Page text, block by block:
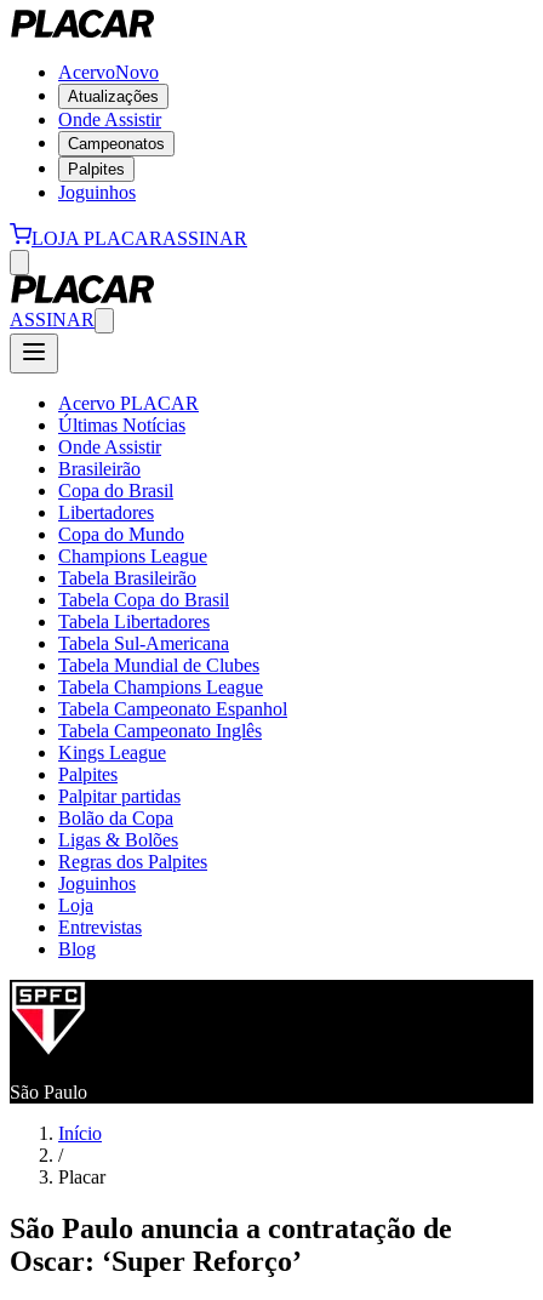
AcervoNovo
Atualizações
Onde Assistir
Campeonatos
Palpites
Joguinhos
LOJA PLACARASSINAR
ASSINAR
Acervo PLACAR
Últimas Notícias
Onde Assistir
Brasileirão
Copa do Brasil
Libertadores
Copa do Mundo
Champions League
Tabela Brasileirão
Tabela Copa do Brasil
Tabela Libertadores
Tabela Sul-Americana
Tabela Mundial de Clubes
Tabela Champions League
Tabela Campeonato Espanhol
Tabela Campeonato Inglês
Kings League
Palpites
Palpitar partidas
Bolão da Copa
Ligas & Bolões
Regras dos Palpites
Joguinhos
Loja
Entrevistas
Blog
São Paulo
Início
/
Placar
São Paulo anuncia a contratação de
Oscar: ‘Super Reforço’